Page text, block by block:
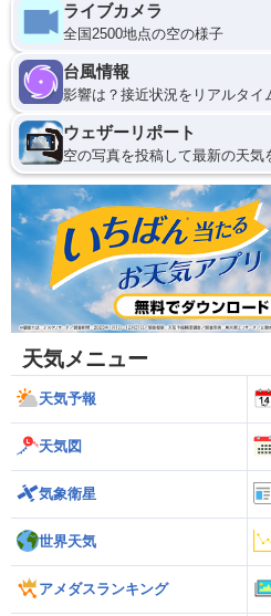
ライブカメラ
全国2500地点の空の様子
台風情報
影響は？接近状況をリアルタイ
ウェザーリポート
空の写真を投稿して最新の天気
天気メニュー
天気予報
天気図
気象衛星
世界天気
アメダスランキング